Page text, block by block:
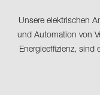
Unsere elektrischen
und Automation von
Energieeffizienz, sind